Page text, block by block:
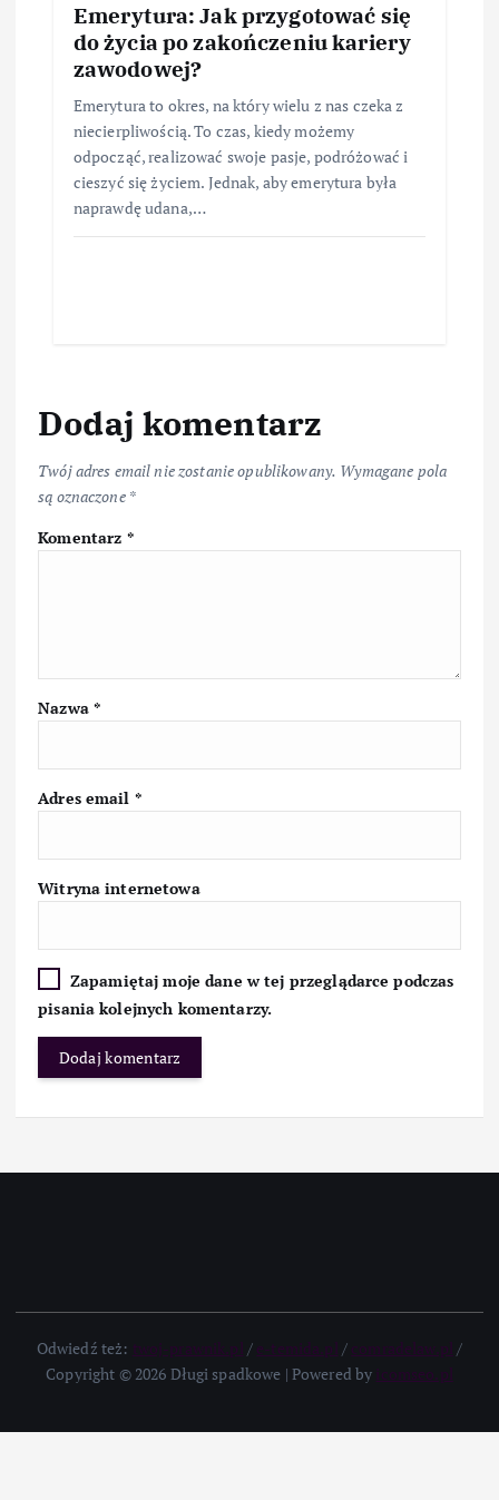
Emerytura: Jak przygotować się
do życia po zakończeniu kariery
zawodowej?
Emerytura to okres, na który wielu z nas czeka z
niecierpliwością. To czas, kiedy możemy
odpocząć, realizować swoje pasje, podróżować i
cieszyć się życiem. Jednak, aby emerytura była
naprawdę udana,…
Dodaj komentarz
Twój adres email nie zostanie opublikowany. Wymagane pola
są oznaczone *
Komentarz *
Nazwa *
Adres email *
Witryna internetowa
Zapamiętaj moje dane w tej przeglądarce podczas
pisania kolejnych komentarzy.
Odwiedź też: / /
/
Copyright © 2026 Długi spadkowe | Powered by